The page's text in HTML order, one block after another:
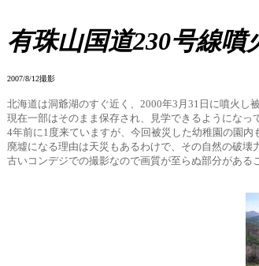
有珠山国道230号線噴
2007/8/12撮影
北海道は洞爺湖のすぐ近く、2000年3月31日に噴火し
現在一部はそのまま保存され、見学できるようになっ
4年前に1度来ていますが、今回被災した幼稚園の園内
廃墟になる理由は天災もあるわけで、その自然の破壊
古いコンデジでの撮影なので画質が至らぬ部分がある